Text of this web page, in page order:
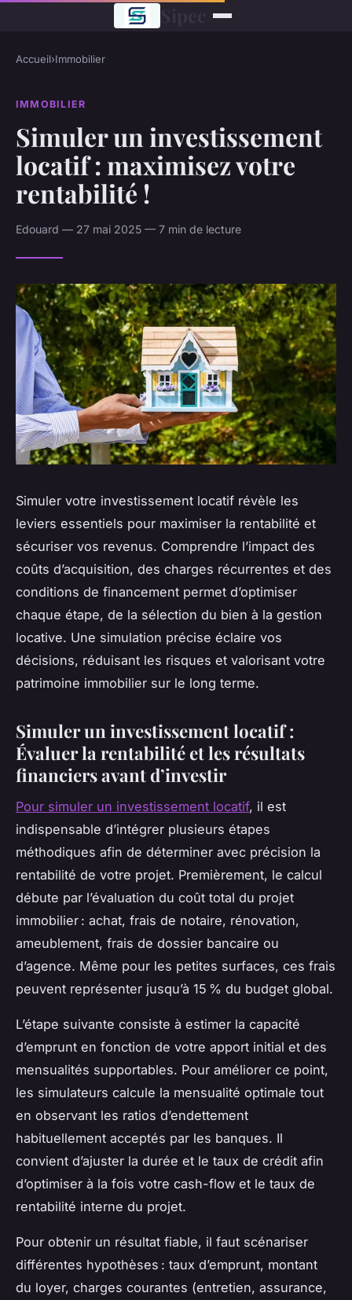
Accueil›Immobilier
IMMOBILIER
Simuler un investissement
locatif : maximisez votre
rentabilité !
Edouard — 27 mai 2025 — 7 min de lecture
Simuler votre investissement locatif révèle les
leviers essentiels pour maximiser la rentabilité et
sécuriser vos revenus. Comprendre l’impact des
coûts d’acquisition, des charges récurrentes et des
conditions de financement permet d’optimiser
chaque étape, de la sélection du bien à la gestion
locative. Une simulation précise éclaire vos
décisions, réduisant les risques et valorisant votre
patrimoine immobilier sur le long terme.
Simuler un investissement locatif :
Évaluer la rentabilité et les résultats
financiers avant d’investir
Pour simuler un investissement locatif, il est
indispensable d’intégrer plusieurs étapes
méthodiques afin de déterminer avec précision la
rentabilité de votre projet. Premièrement, le calcul
débute par l’évaluation du coût total du projet
immobilier : achat, frais de notaire, rénovation,
ameublement, frais de dossier bancaire ou
d’agence. Même pour les petites surfaces, ces frais
peuvent représenter jusqu’à 15 % du budget global.
L’étape suivante consiste à estimer la capacité
d’emprunt en fonction de votre apport initial et des
mensualités supportables. Pour améliorer ce point,
les simulateurs calcule la mensualité optimale tout
en observant les ratios d’endettement
habituellement acceptés par les banques. Il
convient d’ajuster la durée et le taux de crédit afin
d’optimiser à la fois votre cash-flow et le taux de
rentabilité interne du projet.
Pour obtenir un résultat fiable, il faut scénariser
différentes hypothèses : taux d’emprunt, montant
du loyer, charges courantes (entretien, assurance,